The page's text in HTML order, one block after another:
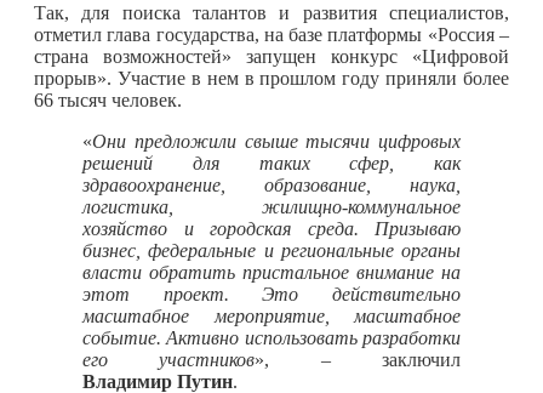
Так, для поиска талантов и развития специалистов,
отметил глава государства, на базе платформы «Россия –
страна возможностей» запущен конкурс «Цифровой
прорыв». Участие в нем в прошлом году приняли более
66 тысяч человек.
«Они предложили свыше тысячи цифровых
решений для таких сфер, как
здравоохранение, образование, наука,
логистика, жилищно-коммунальное
хозяйство и городская среда. Призываю
бизнес, федеральные и региональные органы
власти обратить пристальное внимание на
этот проект. Это действительно
масштабное мероприятие, масштабное
событие. Активно использовать разработки
его участников», – заключил
Владимир Путин.